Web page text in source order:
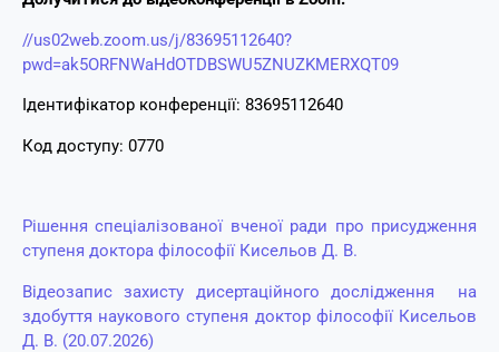
//us02web.zoom.us/j/83695112640?
pwd=ak5ORFNWaHdOTDBSWU5ZNUZKMERXQT09
Ідентифікатор конференції: 83695112640
Код доступу: 0770
Рішення спеціалізованої вченої ради про присудження
ступеня доктора філософії Кисельов Д. В.
Відеозапис захисту дисертаційного дослідження на
здобуття наукового ступеня доктор філософії Кисельов
Д. В. (20.07.2026)